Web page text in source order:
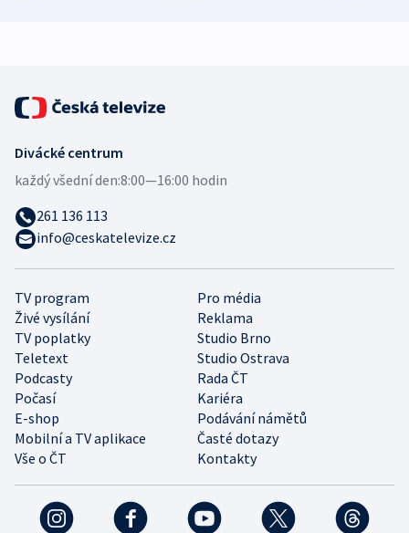
TV program
Pro média
Živé vysílání
Reklama
TV poplatky
Studio Brno
Teletext
Studio Ostrava
Podcasty
Rada ČT
Počasí
Kariéra
E-shop
Podávání námětů
Mobilní a TV aplikace
Časté dotazy
Vše o ČT
Kontakty
Divácké centrum
každý všední den:8:00—16:00 hodin
261 136 113
info@ceskatelevize.cz